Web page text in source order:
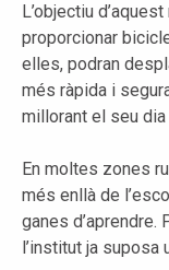
L’objectiu
proporcionar
elles, podran
més ràpida i
millorant el seu dia
En moltes zones
més enllà de
ganes
l’institut ja suposa